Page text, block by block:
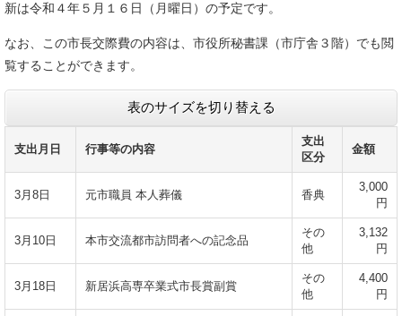
新は令和４年５月１６日（月曜日）の予定です。
なお、この市長交際費の内容は、市役所秘書課（市庁舎３階）でも閲
覧することができます。
表のサイズを切り替える
支出月日 行事等の内容
支出
区分
金額
3月8日 元市職員 本人葬儀 香典
3,000
円
3月10日 本市交流都市訪問者への記念品
その
他
3,132
円
3月18日 新居浜高専卒業式市長賞副賞
その
他
4,400
円